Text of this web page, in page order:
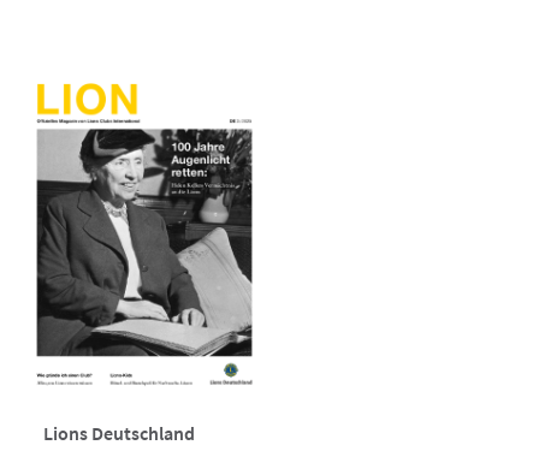
Lions Deutschland